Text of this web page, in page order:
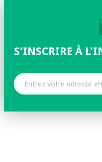
S'INSCRIRE À